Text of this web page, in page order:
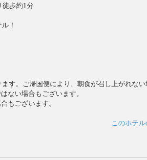
徒歩約1分
！
す。ご帰国便により、朝食が召し上がれない
ない場合もございます。
もございます。
このホテ